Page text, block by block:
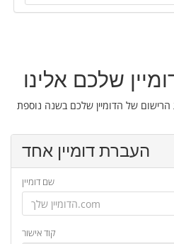
שלכם אלינו
העברת דומיין אחד
שם דומיין
קוד אישור